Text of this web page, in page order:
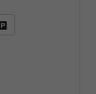
anfordern
Datei, Fahrzeugexposé